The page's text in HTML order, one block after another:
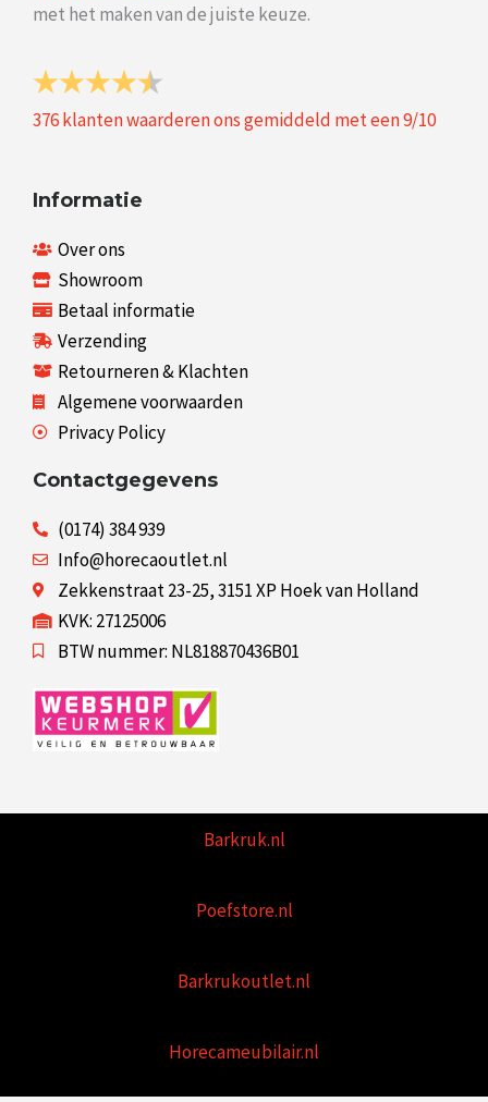
met het maken van de juiste keuze.
376klanten waarderen ons gemiddeld met een9/10
Informatie
Over ons
Showroom
Betaal informatie
Verzending
Retourneren & Klachten
Algemene voorwaarden
Privacy Policy
Contactgegevens
(0174) 384 939
Info@horecaoutlet.nl
Zekkenstraat 23-25, 3151 XP Hoek van Holland
KVK: 27125006
BTW nummer: NL818870436B01
Barkruk.nl
Poefstore.nl
Barkrukoutlet.nl
Horecameubilair.nl